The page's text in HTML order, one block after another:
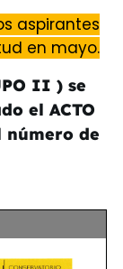
aspirantes
en mayo.
II ) se
el ACTO
número de